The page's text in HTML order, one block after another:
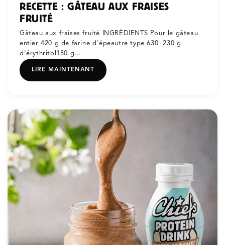
RECETTE : GÂTEAU AUX FRAISES
FRUITÉ
Gâteau aux fraises fruité INGRÉDIENTS Pour le gâteau
entier 420 g de farine d'épeautre type 630 230 g
d'érythritol180 g...
LIRE MAINTENANT